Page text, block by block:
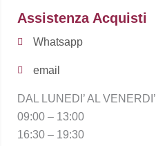
Assistenza Acquisti
Whatsapp
email
DAL LUNEDI’ AL VENERDI’
09:00 – 13:00
16:30 – 19:30